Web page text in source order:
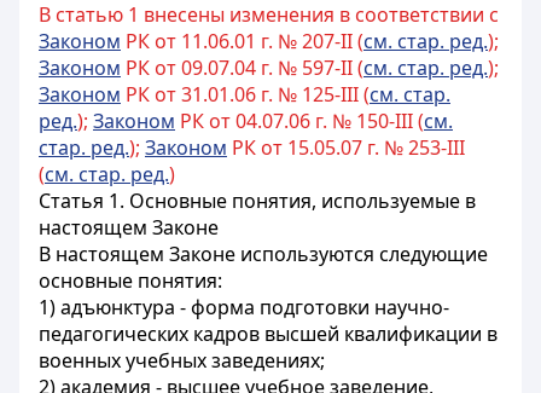
В статью 1 внесены изменения в соответствии с
Законом РК от 11.06.01 г. № 207-II (см. стар. ред.);
Законом РК от 09.07.04 г. № 597-II (см. стар. ред.);
Законом РК от 31.01.06 г. № 125-III (см. стар.
ред.); Законом РК от 04.07.06 г. № 150-III (см.
стар. ред.); Законом РК от 15.05.07 г. № 253-III
(см. стар. ред.)
Статья 1. Основные понятия, используемые в
настоящем Законе
В настоящем Законе используются следующие
основные понятия:
1) адъюнктура - форма подготовки научно-
педагогических кадров высшей квалификации в
военных учебных заведениях;
2) академия - высшее учебное заведение,